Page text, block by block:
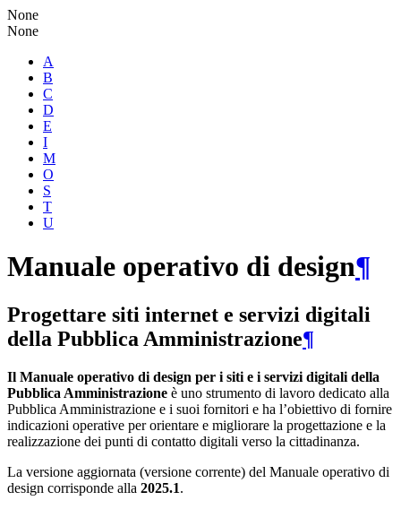
None
None
A
B
C
D
E
I
M
O
S
T
U
Manuale operativo di design¶
Progettare siti internet e servizi digitali
della Pubblica Amministrazione¶
Il Manuale operativo di design per i siti e i servizi digitali della
Pubblica Amministrazione è uno strumento di lavoro dedicato alla
Pubblica Amministrazione e i suoi fornitori e ha l’obiettivo di fornire
indicazioni operative per orientare e migliorare la progettazione e la
realizzazione dei punti di contatto digitali verso la cittadinanza.
La versione aggiornata (versione corrente) del Manuale operativo di
design corrisponde alla 2025.1.